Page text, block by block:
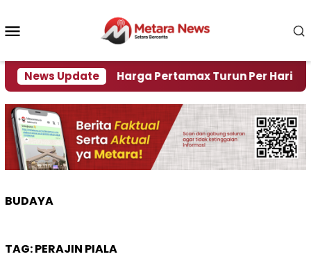
konten
News Update
Air Harga Pertamax Turun Per Hari Ini,
BUDAYA
TAG:PERAJIN PIALA